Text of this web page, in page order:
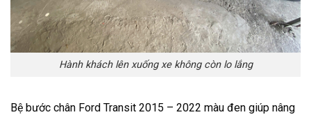
Hành khách lên xuống xe không còn lo lắng
Bệ bước chân Ford Transit 2015 – 2022 màu đen giúp nâng